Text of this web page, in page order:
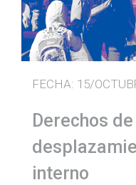
FECHA: 15/
Derechos
interno